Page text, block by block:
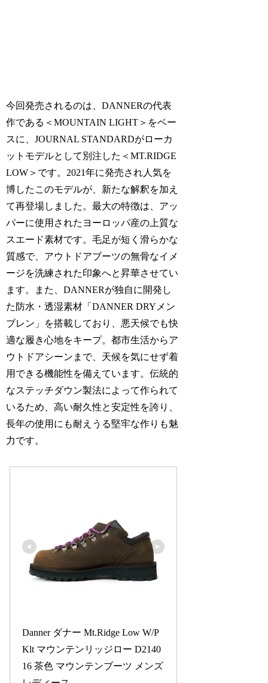
今回発売されるのは、DANNERの代表
作である＜MOUNTAIN LIGHT＞をベー
スに、JOURNAL STANDARDがローカ
ットモデルとして別注した＜MT.RIDGE
LOW＞です。2021年に発売され人気を
博したこのモデルが、新たな解釈を加え
て再登場しました。最大の特徴は、アッ
パーに使用されたヨーロッパ産の上質な
スエード素材です。毛足が短く滑らかな
質感で、アウトドアブーツの無骨なイメ
ージを洗練された印象へと昇華させてい
ます。また、DANNERが独自に開発し
た防水・透湿素材「DANNER DRYメン
ブレン」を搭載しており、悪天候でも快
適な履き心地をキープ。都市生活からア
ウトドアシーンまで、天候を気にせず着
用できる機能性を備えています。伝統的
なステッチダウン製法によって作られて
いるため、高い耐久性と安定性を誇り、
長年の使用にも耐えうる堅牢な作りも魅
力です。
Danner ダナー Mt.Ridge Low W/P
Klt マウンテンリッジロー D2140
16 茶色 マウンテンブーツ メンズ